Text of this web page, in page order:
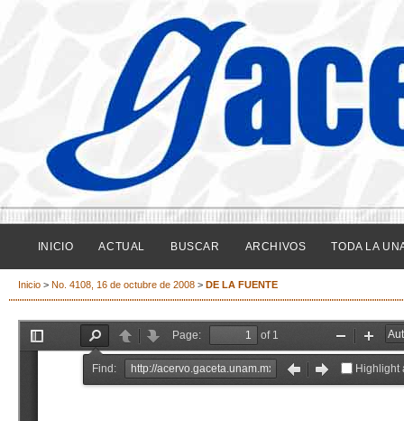
INICIO ACTUAL BUSCAR ARCHIVOS TODA LA
Inicio > No. 4108, 16 de octubre de 2008 > DE LA FUENTE